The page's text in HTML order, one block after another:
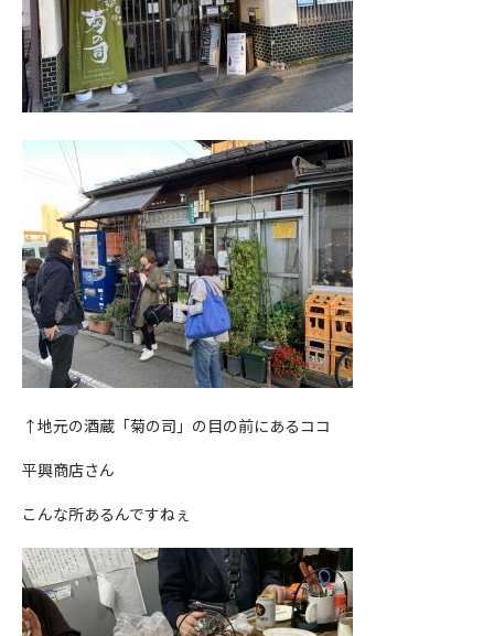
↑地元の酒蔵「菊の司」の目の前にあるココ
平興商店さん
こんな所あるんですねぇ